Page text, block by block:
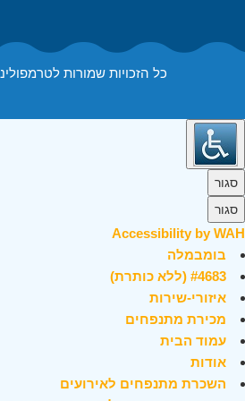
כל הזכויות שמורות
סגור
סגור
Accessibility by WAH
בומבמלה
#4683 (ללא כותרת)
איזורי-שירות
מכירת מתנפחים
עמוד הבית
אודות
השכרת מתנפחים לאירועים